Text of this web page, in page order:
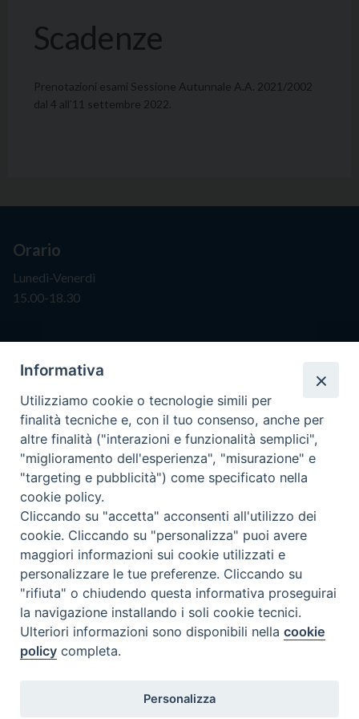
Scadenze
Prenotazioni esami Sessione Autunnale A.A. 2021/2002
dal 4 all’11 settembre 2022.
Istituto Superiore di Scienze Religiose
"Mons. Vincenzo Zoccali"
Via Pio XI, 236 - 89133 Reggio Calabria
Tel. 0965593575
Fax 0965597484
Orario
Lunedì-Venerdì
15.00-18.30
Informativa
Utilizziamo cookie o tecnologie simili per
finalità tecniche e, con il tuo consenso, anche per
altre finalità ("interazioni e funzionalità semplici",
"miglioramento dell'esperienza", "misurazione" e
"targeting e pubblicità") come specificato nella
cookie policy.
Cliccando su "accetta" acconsenti all'utilizzo dei
cookie. Cliccando su "personalizza" puoi avere
maggiori informazioni sui cookie utilizzati e
personalizzare le tue preferenze. Cliccando su
"rifiuta" o chiudendo questa informativa proseguirai
la navigazione installando i soli cookie tecnici.
Ulteriori informazioni sono disponibili nellacookie
policy completa.
Personalizza